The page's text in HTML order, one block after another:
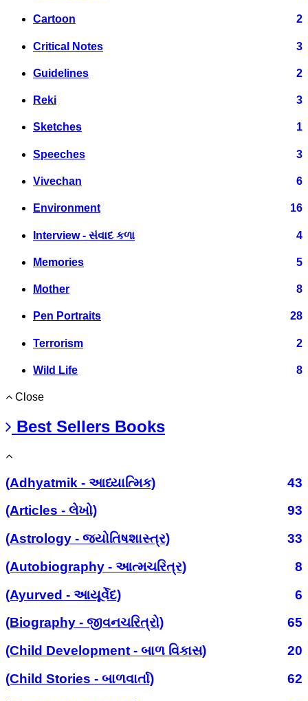
Cartoon 2
Critical Notes 3
Guidelines 2
Reki 3
Sketches 1
Speeches 3
Vivechan 6
Environment 16
Interview - સંવાદ કળા 4
Memories 5
Mother 8
Pen Portraits 28
Terrorism 2
Wild Life 8
Close
Best Sellers Books
(Adhyatmik - આધ્યાત્મિક)
43
(Articles - લેખો)
93
(Astrology - જ્યોતિષશાસ્ત્ર)
33
(Autobiography - આત્મચરિત્ર)
8
(Ayurved - આયૂર્વેદ)
6
(Biography - જીવનચરિત્રો)
65
(Child Development - બાળ વિકાસ)
20
(Child Stories - બાળવાર્તા)
62